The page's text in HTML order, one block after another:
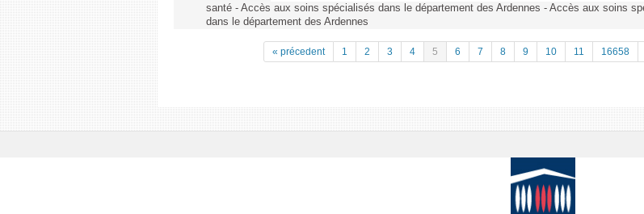
santé - Accès aux soins spécialisés dans le département des Ardennes - Accès aux soins
dans le département des Ardennes
« précedent 1 2 3 4 5 6 7 8 9 10 11 16658